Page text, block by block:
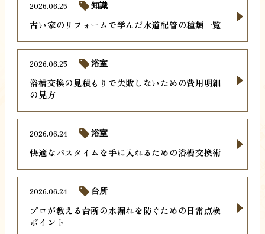
古い家のリフォームで学んだ水道配管の種類一覧
2026.06.25 知識
浴槽交換の見積もりで失敗しないための費用明細
の見方
2026.06.25 浴室
快適なバスタイムを手に入れるための浴槽交換術
2026.06.24 浴室
プロが教える台所の水漏れを防ぐための日常点検
ポイント
2026.06.24 台所